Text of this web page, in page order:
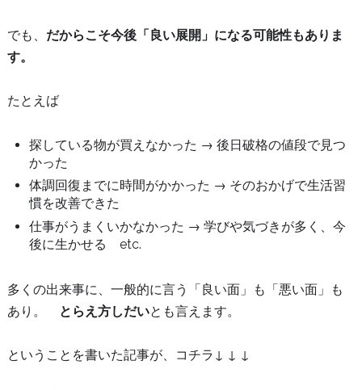
でも、 だからこそ今後「良い展開」になる可能性もありま
す。
たとえば
探している物が買えなかった → 後日破格の値段で見つ
かった
体調回復までに時間がかかった → そのおかげで生活習
慣を改善できた
仕事がうまくいかなかった → 学びや気づきが多く、今
後に生かせる etc.
多くの出来事に、一般的に言う「良い面」も「悪い面」も
あり。
とらえ方しだいとも言えます。
ということを書いた記事が、コチラ↓ ↓ ↓